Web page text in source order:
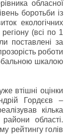
обласної
боротьби із
екологічних
регіону (всі по 1
поставлені за
роботи
бальною шкалою
втішні оцінки
Гордєєв –
кілька
райони області.
рейтингу голів